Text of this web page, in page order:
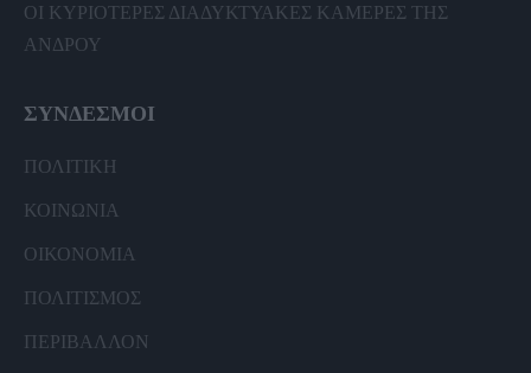
ΟΙ ΚΥΡΙΟΤΕΡΕΣ ΔΙΑΔΥΚΤΥΑΚΕΣ ΚΑΜΕΡΕΣ ΤΗΣ
ΑΝΔΡΟΥ
ΣΥΝΔΕΣΜΟΙ
ΠΟΛΙΤΙΚΗ
ΚΟΙΝΩΝΙΑ
ΟΙΚΟΝΟΜΙΑ
ΠΟΛΙΤΙΣΜΟΣ
ΠΕΡΙΒΑΛΛΟΝ